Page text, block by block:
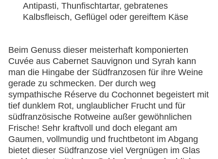
Antipasti, Thunfischtartar, gebratenes
Kalbsfleisch, Geflügel oder gereiftem Käse
Beim Genuss dieser meisterhaft komponierten
Cuvée aus Cabernet Sauvignon und Syrah kann
man die Hingabe der Südfranzosen für ihre Weine
gerade zu schmecken. Der durch weg
sympathische Réserve du Cochonnet begeistert mit
tief dunklem Rot, unglaublicher Frucht und für
südfranzösische Rotweine außer gewöhnlichen
Frische! Sehr kraftvoll und doch elegant am
Gaumen, vollmundig und fruchtbetont im Abgang
bietet dieser Südfranzose viel Vergnügen im Glas